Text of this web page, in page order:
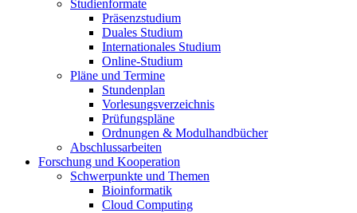
Studienformate
Präsenzstudium
Duales Studium
Internationales Studium
Online-Studium
Pläne und Termine
Stundenplan
Vorlesungsverzeichnis
Prüfungspläne
Ordnungen & Modulhandbücher
Abschlussarbeiten
Forschung und Kooperation
Schwerpunkte und Themen
Bioinformatik
Cloud Computing